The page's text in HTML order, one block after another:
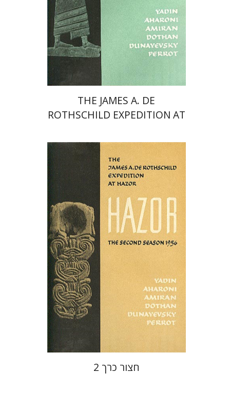
הנחת אתר ספר מודפס
$89
THE JAMES A. DE
ROTHSCHILD EXPEDITION AT
Yigael Yadin
דוד אלגביש
חצור כרך 2